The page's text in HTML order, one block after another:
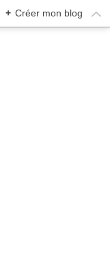
+ Créer mon blog